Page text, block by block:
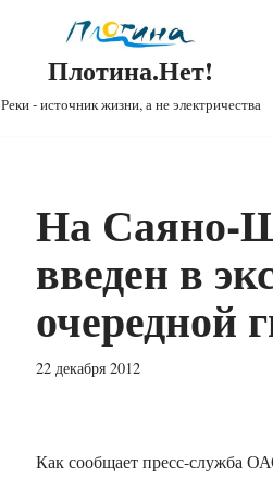
Плотина.Нет!
Реки - источник жизни, а не электричества
На Саяно-
введен в
очередной
22 декабря 2012
Как сообщает пресс-служба